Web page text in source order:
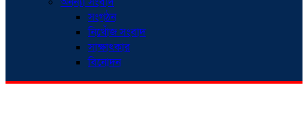
সংগঠন
নিখোঁজ সংবাদ
সাক্ষাৎকার
বিনোদন